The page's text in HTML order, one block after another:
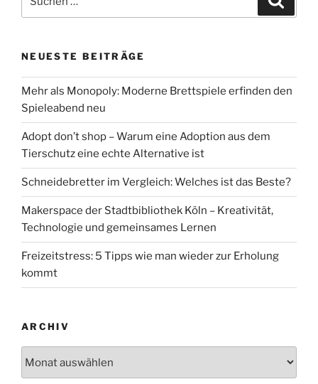
nach:
NEUESTE BEITRÄGE
Mehr als Monopoly: Moderne Brettspiele erfinden den
Spieleabend neu
Adopt don’t shop – Warum eine Adoption aus dem
Tierschutz eine echte Alternative ist
Schneidebretter im Vergleich: Welches ist das Beste?
Makerspace der Stadtbibliothek Köln – Kreativität,
Technologie und gemeinsames Lernen
Freizeitstress: 5 Tipps wie man wieder zur Erholung
kommt
ARCHIV